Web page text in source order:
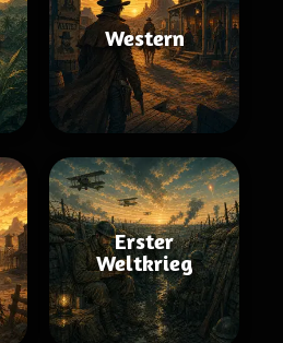
Western
Erster
Weltkrieg